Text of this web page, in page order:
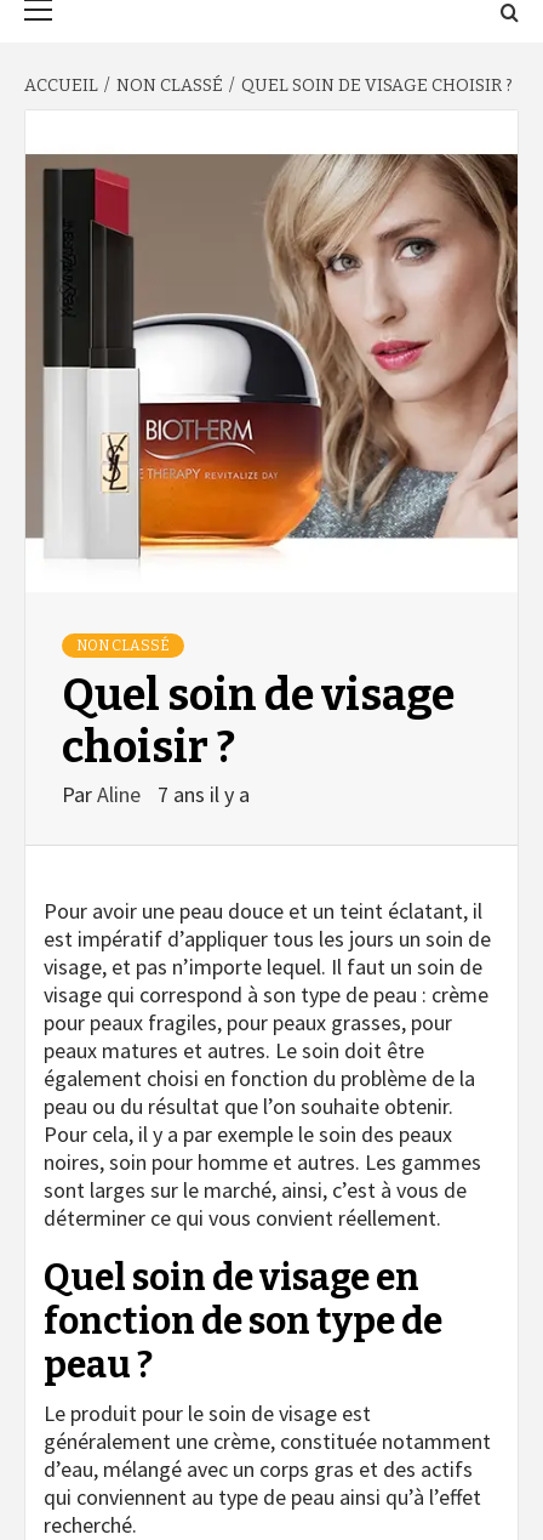
ACCUEIL NON CLASSÉ QUEL SOIN DE VISAGE CHOISIR ?
NON CLASSÉ
Quel soin de visage
choisir ?
ParAline 7 ans il y a
Pour avoir une peau douce et un teint éclatant, il
est impératif d’appliquer tous les jours un soin de
visage, et pas n’importe lequel. Il faut un soin de
visage qui correspond à son type de peau : crème
pour peaux fragiles, pour peaux grasses, pour
peaux matures et autres. Le soin doit être
également choisi en fonction du problème de la
peau ou du résultat que l’on souhaite obtenir.
Pour cela, il y a par exemple le soin des peaux
noires, soin pour homme et autres. Les gammes
sont larges sur le marché, ainsi, c’est à vous de
déterminer ce qui vous convient réellement.
Quel soin de visage en
fonction de son type de
peau ?
Le produit pour le soin de visage est
généralement une crème, constituée notamment
d’eau, mélangé avec un corps gras et des actifs
qui conviennent au type de peau ainsi qu’à l’effet
recherché.